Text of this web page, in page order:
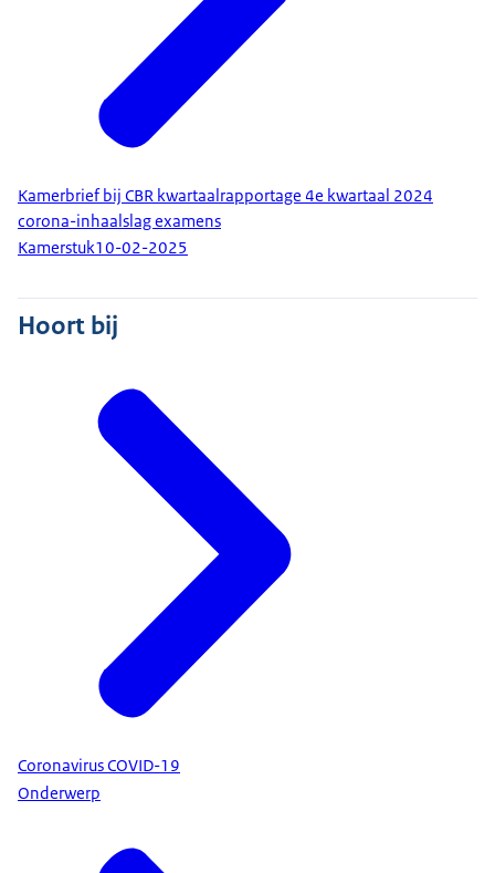
Kamerbrief bij CBR kwartaalrapportage 4e kwartaal 2024
corona-inhaalslag examens
Kamerstuk10-02-2025
Hoort bij
Coronavirus COVID-19
Onderwerp